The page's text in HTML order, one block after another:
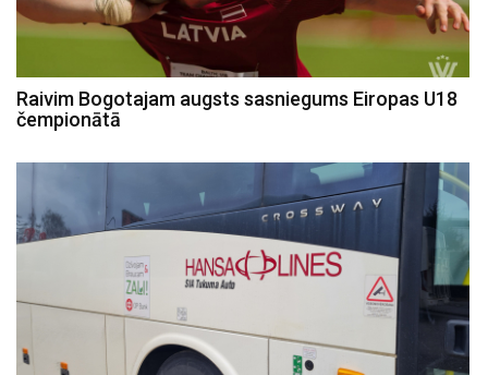
Raivim Bogotajam augsts sasniegums Eiropas U18
čempionātā